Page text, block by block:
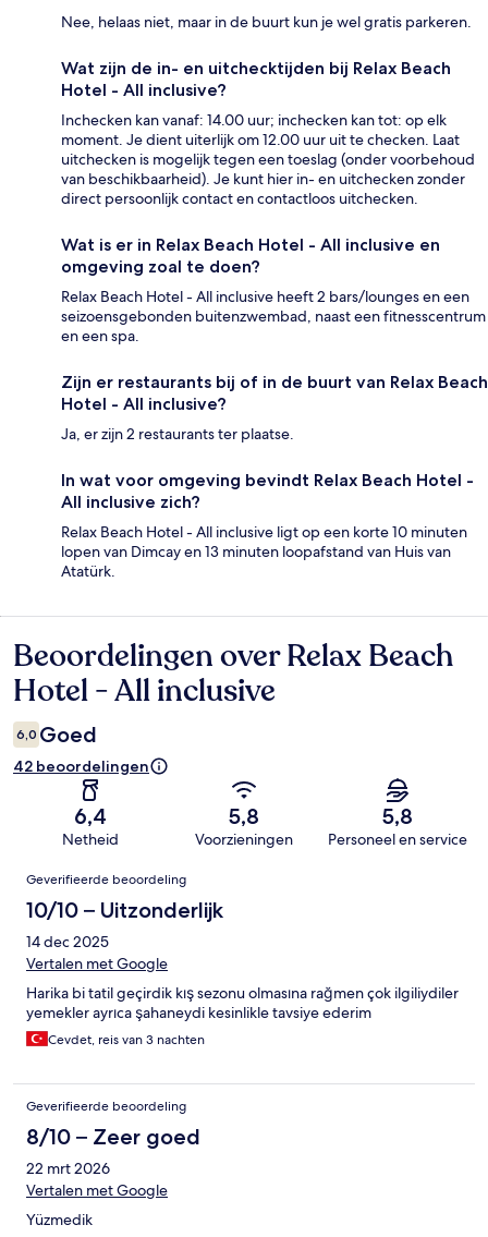
Nee, helaas niet, maar in de buurt kun je wel gratis parkeren.
Wat zijn de in- en uitchecktijden bij Relax Beach
Hotel - All inclusive?
Inchecken kan vanaf: 14.00 uur; inchecken kan tot: op elk
moment. Je dient uiterlijk om 12.00 uur uit te checken. Laat
uitchecken is mogelijk tegen een toeslag (onder voorbehoud
van beschikbaarheid). Je kunt hier in- en uitchecken zonder
direct persoonlijk contact en contactloos uitchecken.
Wat is er in Relax Beach Hotel - All inclusive en
omgeving zoal te doen?
Relax Beach Hotel - All inclusive heeft 2 bars/lounges en een
seizoensgebonden buitenzwembad, naast een fitnesscentrum
en een spa.
Zijn er restaurants bij of in de buurt van Relax Beach
Hotel - All inclusive?
Ja, er zijn 2 restaurants ter plaatse.
In wat voor omgeving bevindt Relax Beach Hotel -
All inclusive zich?
Relax Beach Hotel - All inclusive ligt op een korte 10 minuten
lopen van Dimcay en 13 minuten loopafstand van Huis van
Atatürk.
Beoordelingen
Beoordelingen over Relax Beach
Hotel - All inclusive
6,0 Goed
42 beoordelingen
6,4
Netheid
5,8
Voorzieningen
5,8
Personeel en service
Beoordelingen
Geverifieerde beoordeling
10/10 – Uitzonderlijk
14 dec 2025
Vertalen met Google
Harika bi tatil geçirdik kış sezonu olmasına rağmen çok ilgiliydiler
yemekler ayrıca şahaneydi kesinlikle tavsiye ederim
Cevdet, reis van 3 nachten
Geverifieerde beoordeling
8/10 – Zeer goed
22 mrt 2026
Vertalen met Google
Yüzmedik